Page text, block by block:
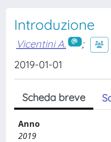
Introduzione
Vicentini A.
;
2019-01-01
Scheda breve
Anno
2019